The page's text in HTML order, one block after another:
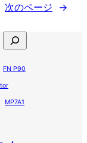
次のページ →
FN P90
MP7A1